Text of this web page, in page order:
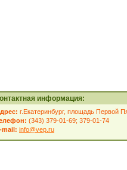
информация:
г.Екатеринбург, площадь Первой
(343) 379-01-69; 379-01-74
mail: info@vep.ru